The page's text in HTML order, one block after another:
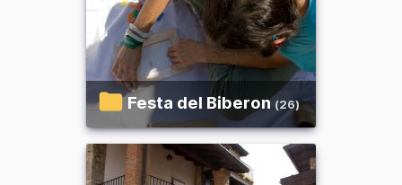
Festa del Biberon (26)